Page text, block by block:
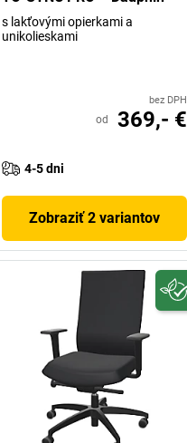
s lakťovými opierkami a
unikolieskami
bez DPH
od 369,- €
4-5 dni
Zobraziť 2 variantov